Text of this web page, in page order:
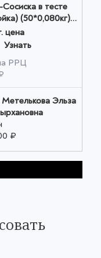
Сосиска в тесте
(50*0,080кг)
цена
Узнать
РРЦ
Эльза
₽